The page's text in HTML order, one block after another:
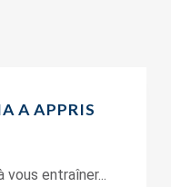
A APPRIS
vous entraîner...